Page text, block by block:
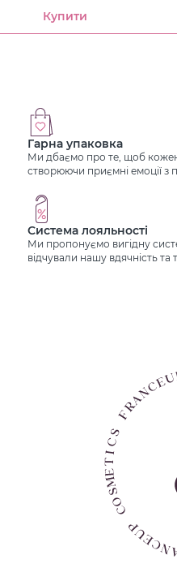
Купити
Гарна упаковка
Ми дбаємо про те, щоб
створюючи приємні емоції
Система лояльності
Ми пропонуємо вигідну
відчували нашу вдячність та